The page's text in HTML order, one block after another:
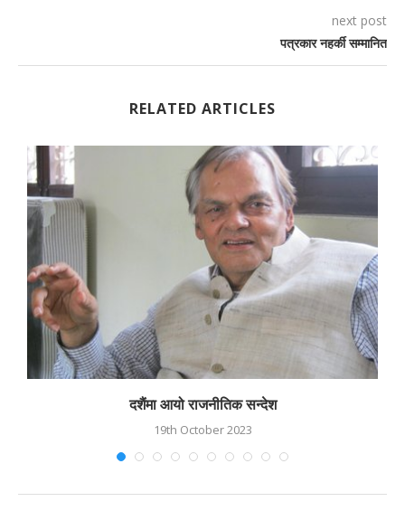
next post
पत्रकार नहर्की सम्मानित
RELATED ARTICLES
दशैंमा आयो राजनीतिक सन्देश
19th October 2023